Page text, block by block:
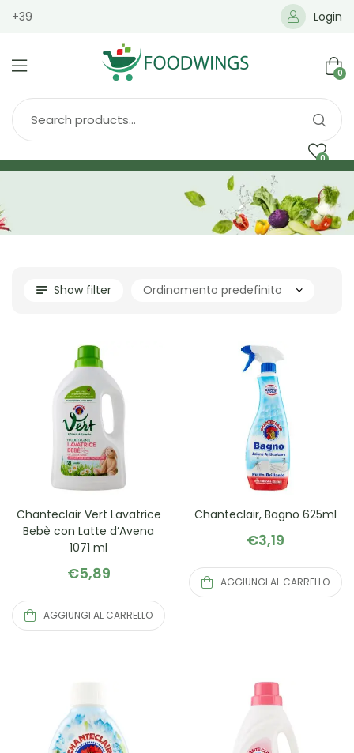
+39 Login
0
0
Shop Blog
Show filter
Chanteclair Vert Lavatrice
Bebè con Latte d’Avena
1071 ml
€5,89
AGGIUNGI AL CARRELLO
Chanteclair, Bagno 625ml
€3,19
AGGIUNGI AL CARRELLO